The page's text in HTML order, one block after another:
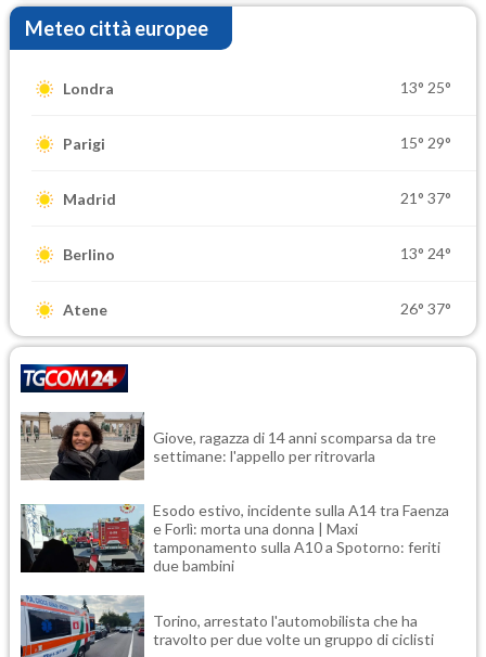
Meteo città europee
Londra 13° 25°
Parigi 15° 29°
Madrid 21° 37°
Berlino 13° 24°
Atene 26° 37°
Giove, ragazza di 14 anni scomparsa da tre
settimane: l'appello per ritrovarla
Esodo estivo, incidente sulla A14 tra Faenza
e Forlì: morta una donna | Maxi
tamponamento sulla A10 a Spotorno: feriti
due bambini
Torino, arrestato l'automobilista che ha
travolto per due volte un gruppo di ciclisti